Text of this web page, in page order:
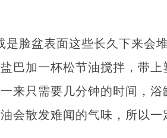
是脸盆表面这些长久下来会
巴加一杯松节油搅拌，带
来只需要几分钟的时间，
会散发难闻的气味，所以一